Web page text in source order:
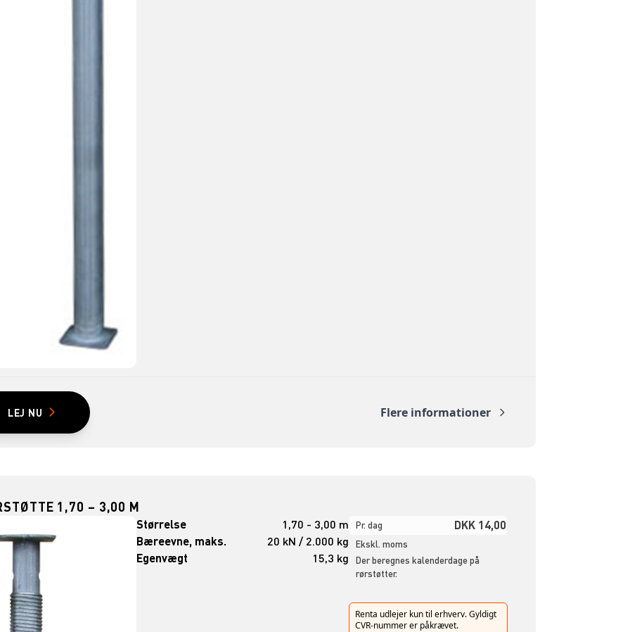
LEJ NU Flere informationer
1,70 – 3,00 M
Størrelse
1,70 - 3,00 m
Bæreevne, maks.
20 kN / 2.000 kg
Egenvægt
15,3 kg
Pr. dag DKK 14,00
Ekskl. moms
Der beregnes kalenderdage på
rørstøtter.
Renta udlejer kun til erhverv. Gyldigt
CVR-nummer er påkrævet.